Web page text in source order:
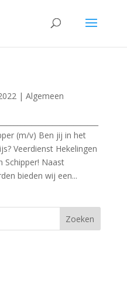
| Algemeen
(m/v) Ben jij in het
Veerdienst Hekelingen
Schipper! Naast
bieden wij een...